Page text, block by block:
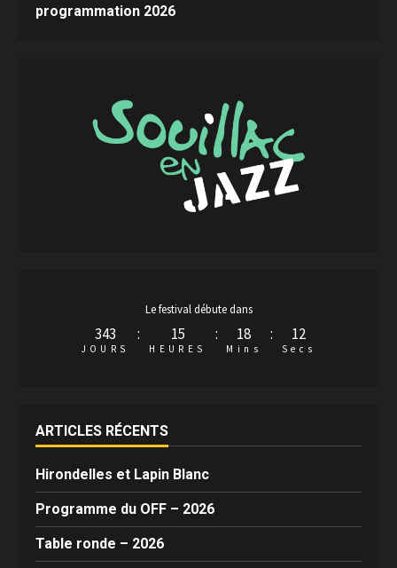
programmation 2026
Le festival débute dans
343
JOURS
: 15
HEURES
: 18
Mins
: 11
Secs
ARTICLES RÉCENTS
Hirondelles et Lapin Blanc
Programme du OFF – 2026
Table ronde – 2026